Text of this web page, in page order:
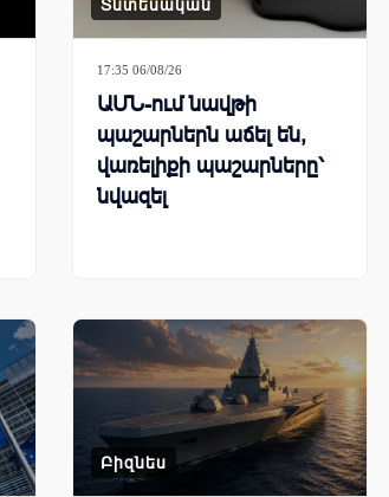
Տնտեսական
17:35 06/08/26
ԱՄՆ-ում նավթի
պաշարներն աճել են,
վառելիքի պաշարները՝
նվազել
Բիզնես